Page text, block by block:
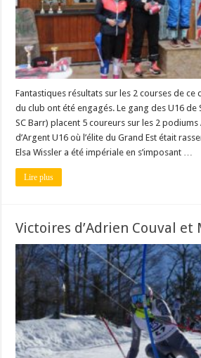
Fantastiques résultats sur les 2 courses de ce
du club ont été engagés. Le gang des U16 de
SC Barr) placent 5 coureurs sur les 2 podiums
d’Argent U16 où l’élite du Grand Est était
Elsa Wissler a été impériale en s’imposant …
Lire plus
Victoires d’Adrien Couval et